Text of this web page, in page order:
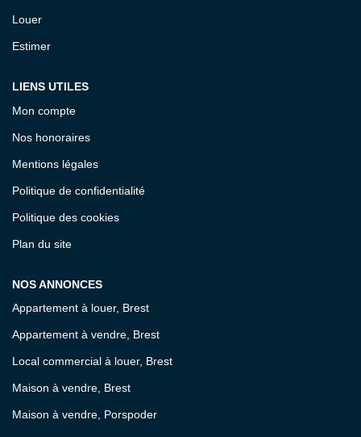
Louer
Estimer
LIENS UTILES
Mon compte
Nos honoraires
Mentions légales
Politique de confidentialité
Politique des cookies
Plan du site
NOS ANNONCES
Appartement à louer, Brest
Appartement à vendre, Brest
Local commercial à louer, Brest
Maison à vendre, Brest
Maison à vendre, Porspoder